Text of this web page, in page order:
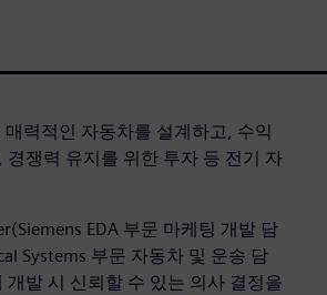
력적인 자동차를 설계하고, 수익
쟁력 유지를 위한 투자 등 전기 자
EDA 부문 마케팅 개발 담
Systems 부문 자동차 및 운송 담
개발 시 신뢰할 수 있는 의사 결정을